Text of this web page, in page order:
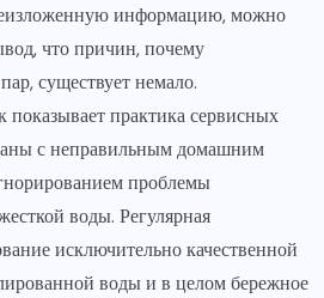
информацию, можно
что причин, почему
существует немало.
показывает практика сервисных
с неправильным домашним
проблемы
воды. Регулярная
исключительно качественной
воды и в целом бережное